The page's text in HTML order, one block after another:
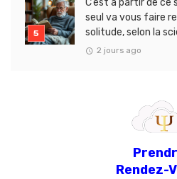
C’est à partir de ce
seul va vous faire
solitude, selon la
2 jours ago
Rendez-